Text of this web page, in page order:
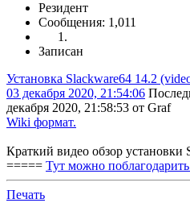
Резидент
Сообщения: 1,011
Записан
Установка Slackware64 14.2
03 декабря 2020, 21:54:06
декабря 2020, 21:58:53 от Graf
Wiki формат.
Краткий видео обзор установки
===== Тут можно
Печать